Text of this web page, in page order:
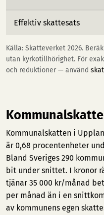
Effektiv skattesats
Källa: Skatteverket 2026.
utan kyrkotillhörighet. För
och reduktioner — använd
Kommunalskatten i
är 0,68 procentenheter
Bland Sveriges 290
bit under snittet. I kronor
tjänar 35 000 kr/månad
per månad än i en
av kommunens egen